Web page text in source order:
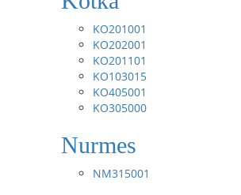
KO201001
KO202001
KO201101
KO103015
KO405001
KO305000
Nurmes
NM315001